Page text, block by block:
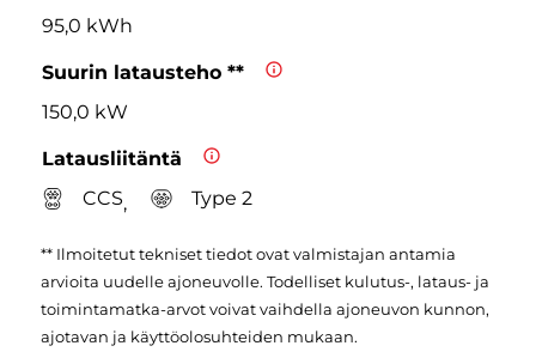
95,0 kWh
Suurin latausteho **
150,0 kW
Latausliitäntä
CCS, Type 2
** Ilmoitetut tekniset tiedot ovat valmistajan antamia
arvioita uudelle ajoneuvolle. Todelliset kulutus-, lataus- ja
toimintamatka-arvot voivat vaihdella ajoneuvon kunnon,
ajotavan ja käyttöolosuhteiden mukaan.